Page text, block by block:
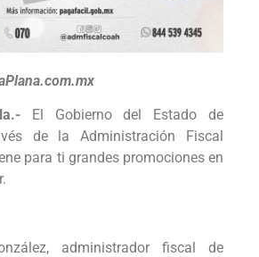
El Gobierno del Estado de
de la Administración Fiscal
para ti grandes promociones en
administrador fiscal de